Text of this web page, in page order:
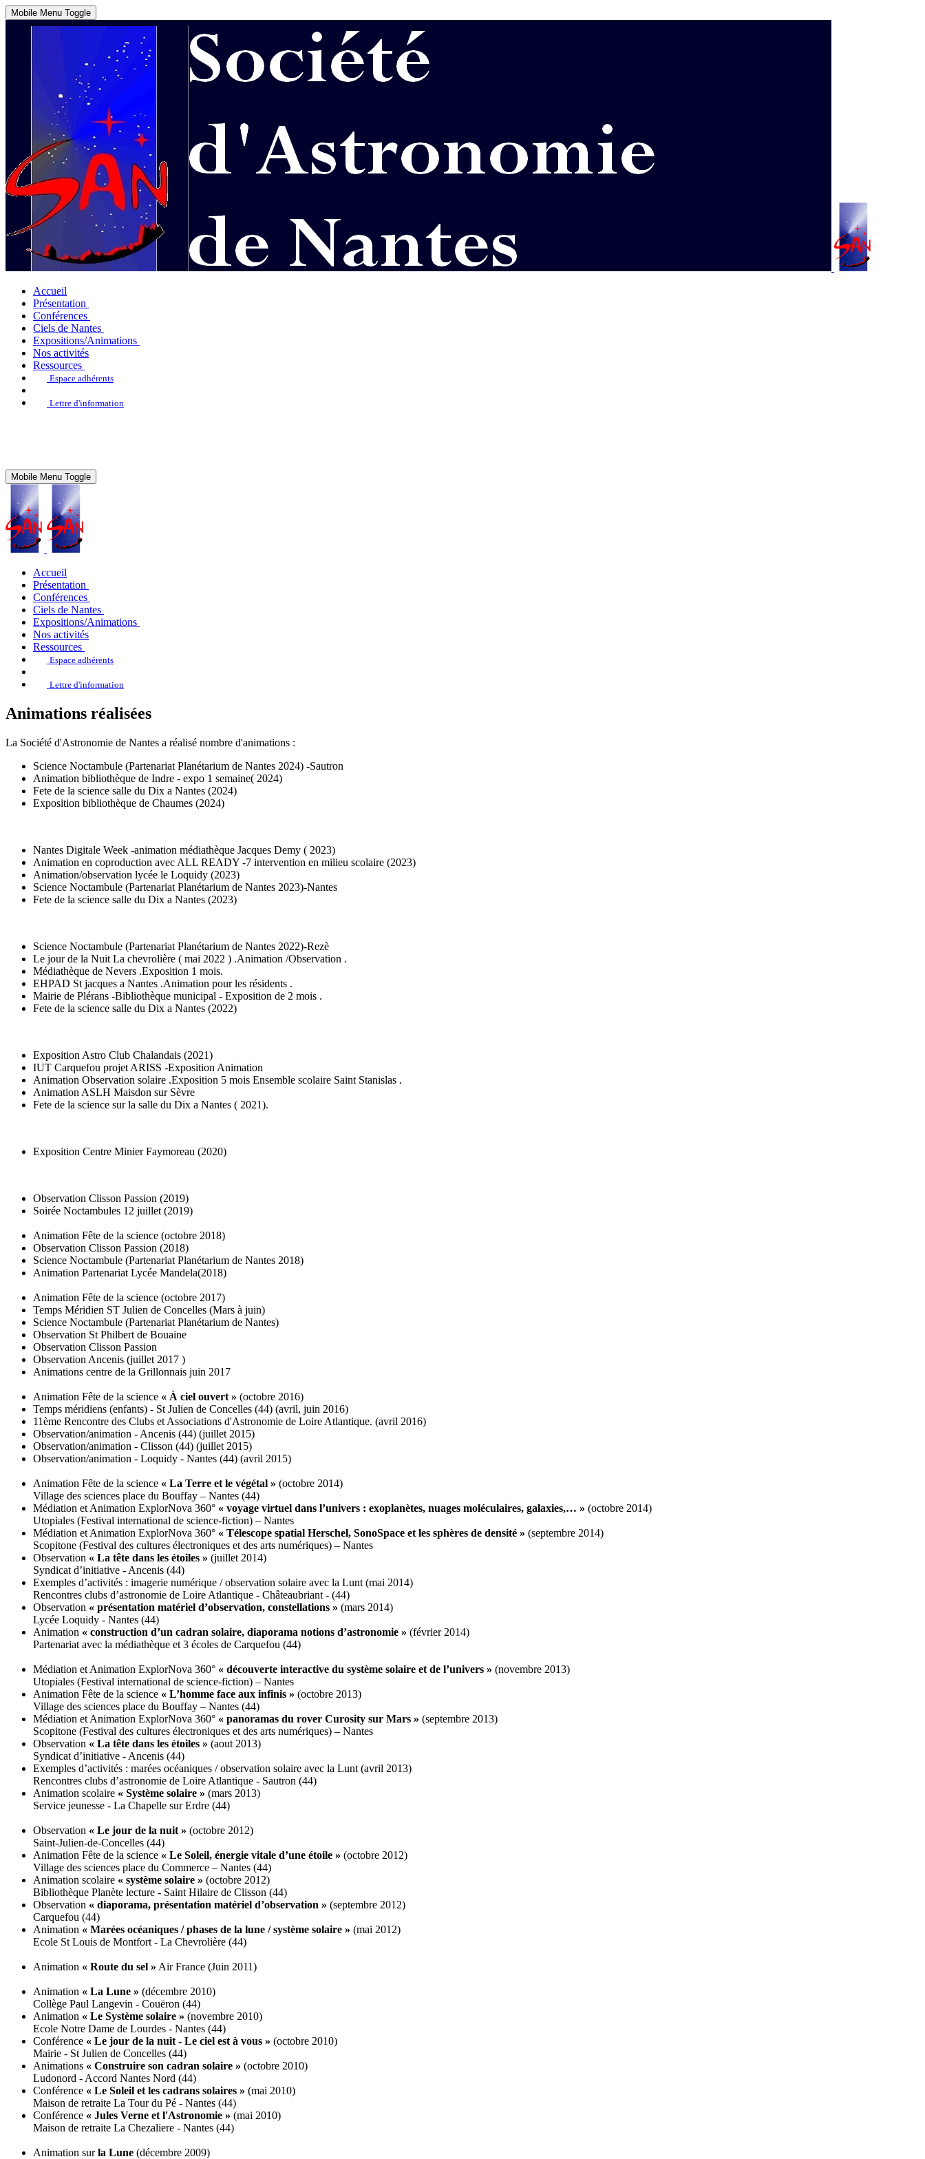
Mobile Menu Toggle
Accueil
Présentation
Conférences
Ciels de Nantes
Expositions/Animations
Nos activités
Ressources
Espace adhérents
Lettre d'information
Mobile Menu Toggle
Accueil
Présentation
Conférences
Ciels de Nantes
Expositions/Animations
Nos activités
Ressources
Espace adhérents
Lettre d'information
Animations réalisées
La Société d'Astronomie de Nantes a réalisé nombre d'animations :
Science Noctambule (Partenariat Planétarium de Nantes 2024) -Sautron
Animation bibliothèque de Indre - expo 1 semaine( 2024)
Fete de la science salle du Dix a Nantes (2024)
Exposition bibliothèque de Chaumes (2024)
Nantes Digitale Week -animation médiathèque Jacques Demy ( 2023)
Animation en coproduction avec ALL READY -7 intervention en milieu scolaire (2023)
Animation/observation lycée le Loquidy (2023)
Science Noctambule (Partenariat Planétarium de Nantes 2023)-Nantes
Fete de la science salle du Dix a Nantes (2023)
Science Noctambule (Partenariat Planétarium de Nantes 2022)-Rezè
Le jour de la Nuit La chevrolière ( mai 2022 ) .Animation /Observation .
Médiathèque de Nevers .Exposition 1 mois.
EHPAD St jacques a Nantes .Animation pour les résidents .
Mairie de Plérans -Bibliothèque municipal - Exposition de 2 mois .
Fete de la science salle du Dix a Nantes (2022)
Exposition Astro Club Chalandais (2021)
IUT Carquefou projet ARISS -Exposition Animation
Animation Observation solaire .Exposition 5 mois Ensemble scolaire Saint Stanislas .
Animation ASLH Maisdon sur Sèvre
Fete de la science sur la salle du Dix a Nantes ( 2021).
Exposition Centre Minier Faymoreau (2020)
Observation Clisson Passion (2019)
Soirée Noctambules 12 juillet (2019)
Animation Fête de la science (octobre 2018)
Observation Clisson Passion (2018)
Science Noctambule (Partenariat Planétarium de Nantes 2018)
Animation Partenariat Lycée Mandela(2018)
Animation Fête de la science (octobre 2017)
Temps Méridien ST Julien de Concelles (Mars à juin)
Science Noctambule (Partenariat Planétarium de Nantes)
Observation St Philbert de Bouaine
Observation Clisson Passion
Observation Ancenis (juillet 2017 )
Animations centre de la Grillonnais juin 2017
Animation Fête de la science « À ciel ouvert » (octobre 2016)
Temps méridiens (enfants) - St Julien de Concelles (44) (avril, juin 2016)
11ème Rencontre des Clubs et Associations d'Astronomie de Loire Atlantique. (avril 2016)
Observation/animation - Ancenis (44) (juillet 2015)
Observation/animation - Clisson (44) (juillet 2015)
Observation/animation - Loquidy - Nantes (44) (avril 2015)
Animation Fête de la science « La Terre et le végétal » (octobre 2014)
Village des sciences place du Bouffay – Nantes (44)
Médiation et Animation ExplorNova 360° « voyage virtuel dans l’univers : exoplanètes, nuages moléculaires, galaxies,… » (octobre 2014)
Utopiales (Festival international de science-fiction) – Nantes
Médiation et Animation ExplorNova 360° « Télescope spatial Herschel, SonoSpace et les sphères de densité » (septembre 2014)
Scopitone (Festival des cultures électroniques et des arts numériques) – Nantes
Observation « La tête dans les étoiles » (juillet 2014)
Syndicat d’initiative - Ancenis (44)
Exemples d’activités : imagerie numérique / observation solaire avec la Lunt (mai 2014)
Rencontres clubs d’astronomie de Loire Atlantique - Châteaubriant - (44)
Observation « présentation matériel d’observation, constellations » (mars 2014)
Lycée Loquidy - Nantes (44)
Animation « construction d’un cadran solaire, diaporama notions d’astronomie » (février 2014)
Partenariat avec la médiathèque et 3 écoles de Carquefou (44)
Médiation et Animation ExplorNova 360° « découverte interactive du système solaire et de l’univers » (novembre 2013)
Utopiales (Festival international de science-fiction) – Nantes
Animation Fête de la science « L’homme face aux infinis » (octobre 2013)
Village des sciences place du Bouffay – Nantes (44)
Médiation et Animation ExplorNova 360° « panoramas du rover Curosity sur Mars » (septembre 2013)
Scopitone (Festival des cultures électroniques et des arts numériques) – Nantes
Observation « La tête dans les étoiles » (aout 2013)
Syndicat d’initiative - Ancenis (44)
Exemples d’activités : marées océaniques / observation solaire avec la Lunt (avril 2013)
Rencontres clubs d’astronomie de Loire Atlantique - Sautron (44)
Animation scolaire « Système solaire » (mars 2013)
Service jeunesse - La Chapelle sur Erdre (44)
Observation « Le jour de la nuit » (octobre 2012)
Saint-Julien-de-Concelles (44)
Animation Fête de la science « Le Soleil, énergie vitale d’une étoile » (octobre 2012)
Village des sciences place du Commerce – Nantes (44)
Animation scolaire « système solaire » (octobre 2012)
Bibliothèque Planète lecture - Saint Hilaire de Clisson (44)
Observation « diaporama, présentation matériel d’observation » (septembre 2012)
Carquefou (44)
Animation « Marées océaniques / phases de la lune / système solaire » (mai 2012)
Ecole St Louis de Montfort - La Chevrolière (44)
Animation « Route du sel » Air France (Juin 2011)
Animation « La Lune » (décembre 2010)
Collège Paul Langevin - Couëron (44)
Animation « Le Système solaire » (novembre 2010)
Ecole Notre Dame de Lourdes - Nantes (44)
Conférence « Le jour de la nuit - Le ciel est à vous » (octobre 2010)
Mairie - St Julien de Concelles (44)
Animations « Construire son cadran solaire » (octobre 2010)
Ludonord - Accord Nantes Nord (44)
Conférence « Le Soleil et les cadrans solaires » (mai 2010)
Maison de retraite La Tour du Pé - Nantes (44)
Conférence « Jules Verne et l'Astronomie » (mai 2010)
Maison de retraite La Chezaliere - Nantes (44)
Animation surla Lune (décembre 2009)